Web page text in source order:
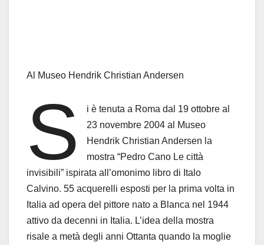
Al Museo Hendrik Christian Andersen
S
i è tenuta a Roma dal 19 ottobre al
23 novembre 2004 al Museo
Hendrik Christian Andersen la
mostra “Pedro Cano Le città
invisibili” ispirata all’omonimo libro di Italo
Calvino. 55 acquerelli esposti per la prima volta in
Italia ad opera del pittore nato a Blanca nel 1944
attivo da decenni in Italia. L’idea della mostra
risale a metà degli anni Ottanta quando la moglie